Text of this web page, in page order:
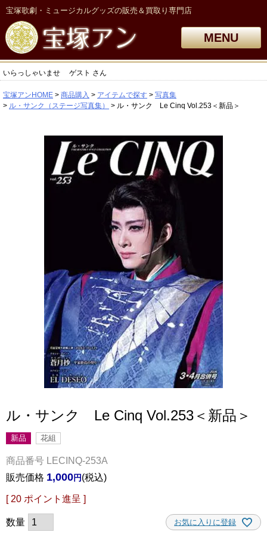
宝塚歌劇・ミュージカルグッズの販売＆買取り専門店
MENU
いらっしゃいませ ゲスト さん
宝塚アンHOME 商品購入 アイテムで探す
写真集
ル・サンク（ステージ写真集）
ル・サンク Le Cinq Vol.253＜新品＞
ル・サンク Le Cinq Vol.253＜新品＞
新品 花組
商品番号 LECINQ-253A
販売価格 1,000 税込
[ 20 ポイント進呈 ]
お気に入りに登録